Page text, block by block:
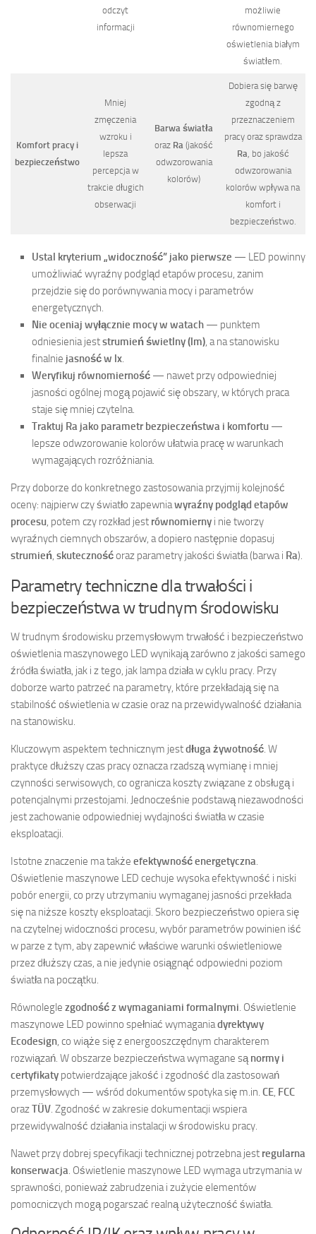
odczyt
informacji
możliwie
równomiernego
oświetlenia białym
światłem.
Komfort pracy i
bezpieczeństwo
Mniej
zmęczenia
wzroku i
lepsza
percepcja w
trakcie długich
obserwacji
Barwa światła
oraz Ra (jakość
odwzorowania
kolorów)
Dobiera się barwę
zgodną z
przeznaczeniem
pracy oraz sprawdza
Ra, bo jakość
odwzorowania
kolorów wpływa na
komfort i
bezpieczeństwo.
Ustal kryterium „widoczność” jako pierwsze — LED powinny
umożliwiać wyraźny podgląd etapów procesu, zanim
przejdzie się do porównywania mocy i parametrów
energetycznych.
Nie oceniaj wyłącznie mocy w watach — punktem
odniesienia jeststrumień świetlny (lm), a na stanowisku
finalnie jasność w lx.
Weryfikuj równomierność — nawet przy odpowiedniej
jasności ogólnej mogą pojawić się obszary, w których praca
staje się mniej czytelna.
Traktuj Ra jako parametr bezpieczeństwa i komfortu —
lepsze odwzorowanie kolorów ułatwia pracę w warunkach
wymagających rozróżniania.
Przy doborze do konkretnego zastosowania przyjmij kolejność
oceny: najpierw czy światło zapewniawyraźny podgląd etapów
procesu, potem czy rozkład jest równomierny i nie tworzy
wyraźnych ciemnych obszarów, a dopiero następnie dopasuj
strumień, skutecznośćoraz parametry jakości światła (barwa i Ra).
Parametry techniczne dla trwałości i
bezpieczeństwa w trudnym środowisku
W trudnym środowisku przemysłowym trwałość i bezpieczeństwo
oświetlenia maszynowego LED wynikają zarówno z jakości samego
źródła światła, jak i z tego, jak lampa działa w cyklu pracy. Przy
doborze warto patrzeć na parametry, które przekładają się na
stabilność oświetlenia w czasie oraz na przewidywalność działania
na stanowisku.
Kluczowym aspektem technicznym jestdługa żywotność. W
praktyce dłuższy czas pracy oznacza rzadszą wymianę i mniej
czynności serwisowych, co ogranicza koszty związane z obsługą i
potencjalnymi przestojami. Jednocześnie podstawą niezawodności
jest zachowanie odpowiedniej wydajności światła w czasie
eksploatacji.
Istotne znaczenie ma także efektywność energetyczna.
Oświetlenie maszynowe LED cechuje wysoka efektywność i niski
pobór energii, co przy utrzymaniu wymaganej jasności przekłada
się na niższe koszty eksploatacji. Skoro bezpieczeństwo opiera się
na czytelnej widoczności procesu, wybór parametrów powinien iść
w parze z tym, aby zapewnić właściwe warunki oświetleniowe
przez dłuższy czas, a nie jedynie osiągnąć odpowiedni poziom
światła na początku.
Równolegle zgodność z wymaganiami formalnymi. Oświetlenie
maszynowe LED powinno spełniać wymaganiadyrektywy
Ecodesign, co wiąże się z energooszczędnym charakterem
rozwiązań. W obszarze bezpieczeństwa wymagane sąnormy i
certyfikaty potwierdzające jakość i zgodność dla zastosowań
przemysłowych — wśród dokumentów spotyka się m.in. CE, FCC
orazTÜV. Zgodność w zakresie dokumentacji wspiera
przewidywalność działania instalacji w środowisku pracy.
Nawet przy dobrej specyfikacji technicznej potrzebna jest regularna
konserwacja. Oświetlenie maszynowe LED wymaga utrzymania w
sprawności, ponieważ zabrudzenia i zużycie elementów
pomocniczych mogą pogarszać realną użyteczność światła.